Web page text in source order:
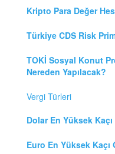
Kripto Para Değer
Türkiye CDS Risk
TOKİ Sosyal Konut
Nereden Yapılacak?
Vergi Türleri
Dolar En Yüksek
Euro En Yüksek Kaçı